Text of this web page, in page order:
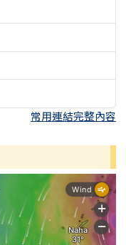
常用連結完整內容